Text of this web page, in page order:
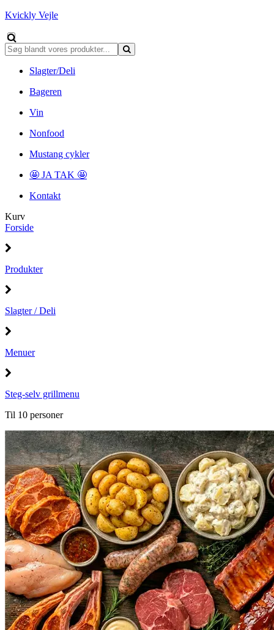
Kvickly Vejle
Slagter/Deli
Bageren
Vin
Nonfood
Mustang cykler
🤩 JA TAK 🤩
Kontakt
Kurv
Forside
Produkter
Slagter / Deli
Menuer
Steg-selv grillmenu
Til 10 personer